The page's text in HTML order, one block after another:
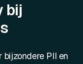
bij
PII en